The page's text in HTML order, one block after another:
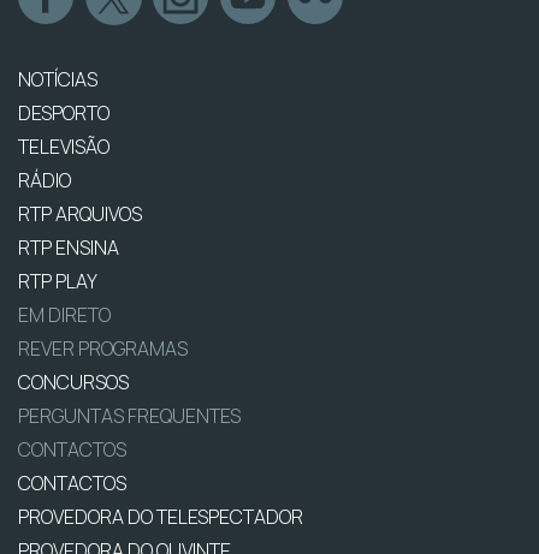
NOTÍCIAS
DESPORTO
TELEVISÃO
RÁDIO
RTP ARQUIVOS
RTP ENSINA
RTP PLAY
EM DIRETO
REVER PROGRAMAS
CONCURSOS
PERGUNTAS FREQUENTES
CONTACTOS
CONTACTOS
PROVEDORA DO TELESPECTADOR